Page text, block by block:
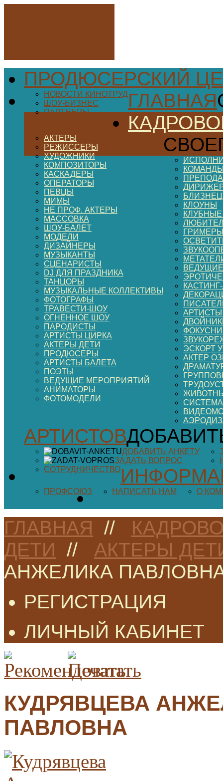
ПРОДЮСЕРСКИЙ
ГЛАВНАЯ
НОВОСТИ КИНОТРУД
ШОУ-БИЗНЕС
ПАРТНЕРЫ
АКТЕРЫ
РЕЖИССЕРЫ
ХУДОЖНИКИ
КОМПОЗИТОРЫ
КАСКАДЕРЫ
ОПЕРАТОРЫ
ПЕВЦЫ
МИМЫ
НЕ ПРОФ. АКТЕРЫ
МАССОВКА
ШОУ-БАЛЕТ
МОДЕЛИ
ДИЗАЙНЕРЫ
МУЗЫКАНТЫ
СЦЕНАРИСТЫ
DJ ДЛЯ ПРАЗДНИКА
ТАНЦОРЫ
МУЗЫКАЛЬНЫЕ КОЛЛЕКТИВЫ
ФОТОГРАФЫ
ТРАВЕСТИ-ШОУ
ОГНЕННОЕ ШОУ
ПАРОДИСТЫ
АРТИСТЫ ЦИРКА
АКТЕРЫ ДЕТИ
ПРОДЮСЕРЫ
АРТИСТЫ БАЛЕТА
ПОЭТЫ
ВЕДУЩИЕ МЕРОПРИЯТИЙ
АНИМАТОРЫ
ФОТОМОДЕЛИ
КЛОУНЫ
КЛУБНЫЕ
ГРИМЕРЫ
ЭСКОРТ
АКТЕР
АРТИСТОВ
ДОБАВИТЬ АНКЕТУ
ЗАДАТЬ ВОПРОС
СОТРУДНИЧЕСТВО
ПРОФСОЮЗ НАПИСАТЬ НАМ О
ГЛАВНАЯ //
ДЕТИ //
АКТЕРЫ
АНЖЕЛИКА
РЕГИСТРАЦИЯ
ЛИЧНЫЙ КАБИНЕТ
КУДРЯВЦЕВА
ПАВЛОВНА